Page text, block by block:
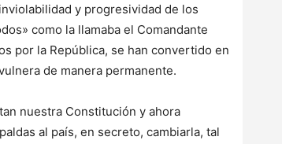
y progresividad de los
como la llamaba el Comandante
por la República, se han convertido en
de manera permanente.
nuestra Constitución y ahora
al país, en secreto, cambiarla, tal